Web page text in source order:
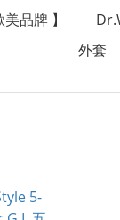
品牌 】
外套